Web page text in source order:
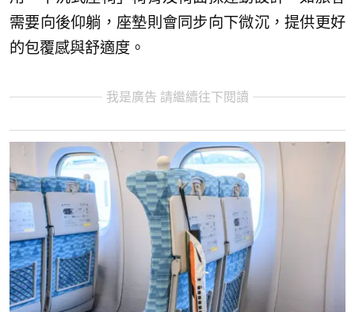
需要向後仰躺，座墊則會同步向下微沉，提供更好
的包覆感與舒適度。
我是廣告 請繼續往下閱讀